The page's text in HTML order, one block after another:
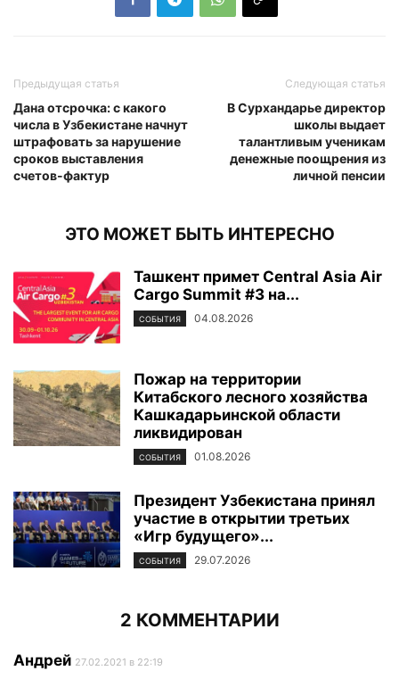
Предыдущая статья
Дана отсрочка: с какого
числа в Узбекистане начнут
штрафовать за нарушение
сроков выставления
счетов-фактур
Следующая статья
В Сурхандарье директор
школы выдает
талантливым ученикам
денежные поощрения из
личной пенсии
ЭТО МОЖЕТ БЫТЬ ИНТЕРЕСНО
Ташкент примет Central Asia Air
Cargo Summit #3 на...
СОБЫТИЯ 04.08.2026
Пожар на территории
Китабского лесного хозяйства
Кашкадарьинской области
ликвидирован
СОБЫТИЯ 01.08.2026
Президент Узбекистана принял
участие в открытии третьих
«Игр будущего»...
СОБЫТИЯ 29.07.2026
2 КОММЕНТАРИИ
Андрей 27.02.2021 в 22:19